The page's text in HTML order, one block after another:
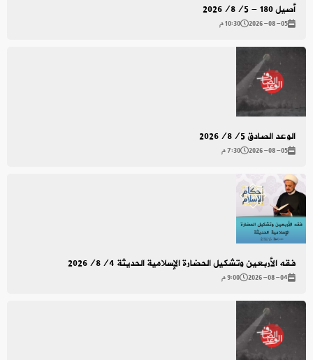
أصيل 180 - 2026/8/5
2026-08-05 10:30 م
الوعد الصادق 2026/8/5
2026-08-05 7:30 م
فقه الأربعين وتشكيل الحضارة الإسلامية الحديثة 2026/8/4
2026-08-04 9:00 م